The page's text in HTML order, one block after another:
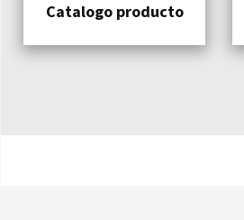
Catalogo producto